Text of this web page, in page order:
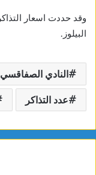
البيلوز.
النادي الصفاقسي
عدد التذاكر